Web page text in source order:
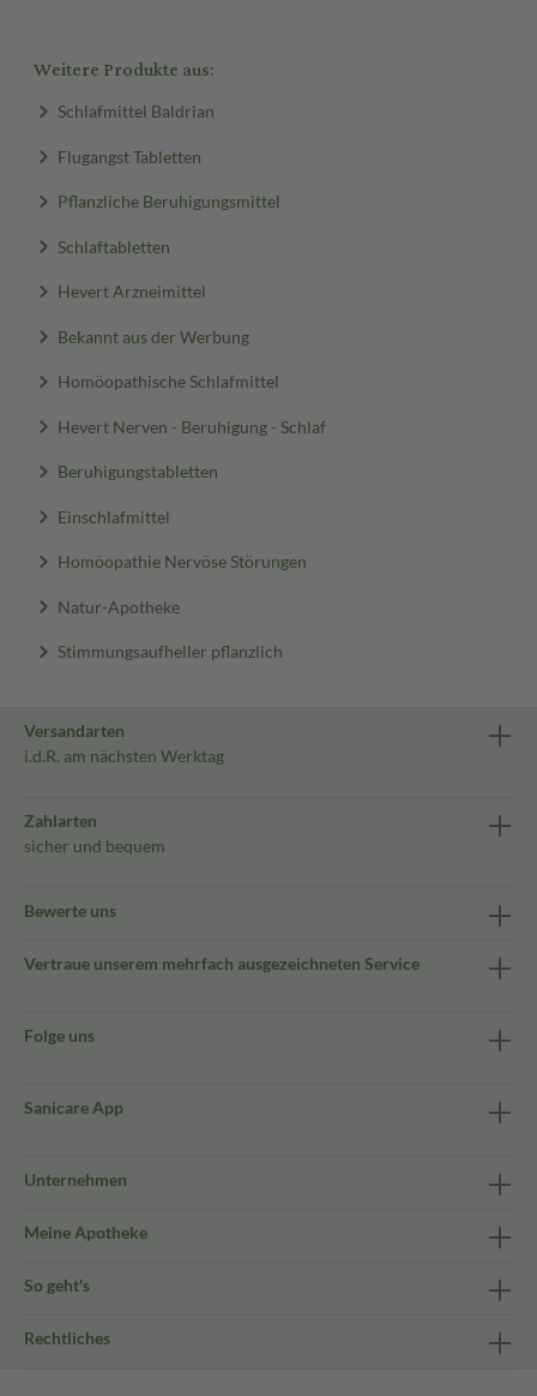
Weitere Produkte aus:
Schlafmittel Baldrian
Flugangst Tabletten
Pflanzliche Beruhigungsmittel
Schlaftabletten
Hevert Arzneimittel
Bekannt aus der Werbung
Homöopathische Schlafmittel
Hevert Nerven - Beruhigung - Schlaf
Beruhigungstabletten
Einschlafmittel
Homöopathie Nervöse Störungen
Natur-Apotheke
Stimmungsaufheller pflanzlich
Versandarten
i.d.R. am nächsten Werktag
Zahlarten
sicher und bequem
Bewerte uns
Vertraue unserem mehrfach ausgezeichneten Service
Folge uns
Sanicare App
Unternehmen
Meine Apotheke
So geht's
Rechtliches